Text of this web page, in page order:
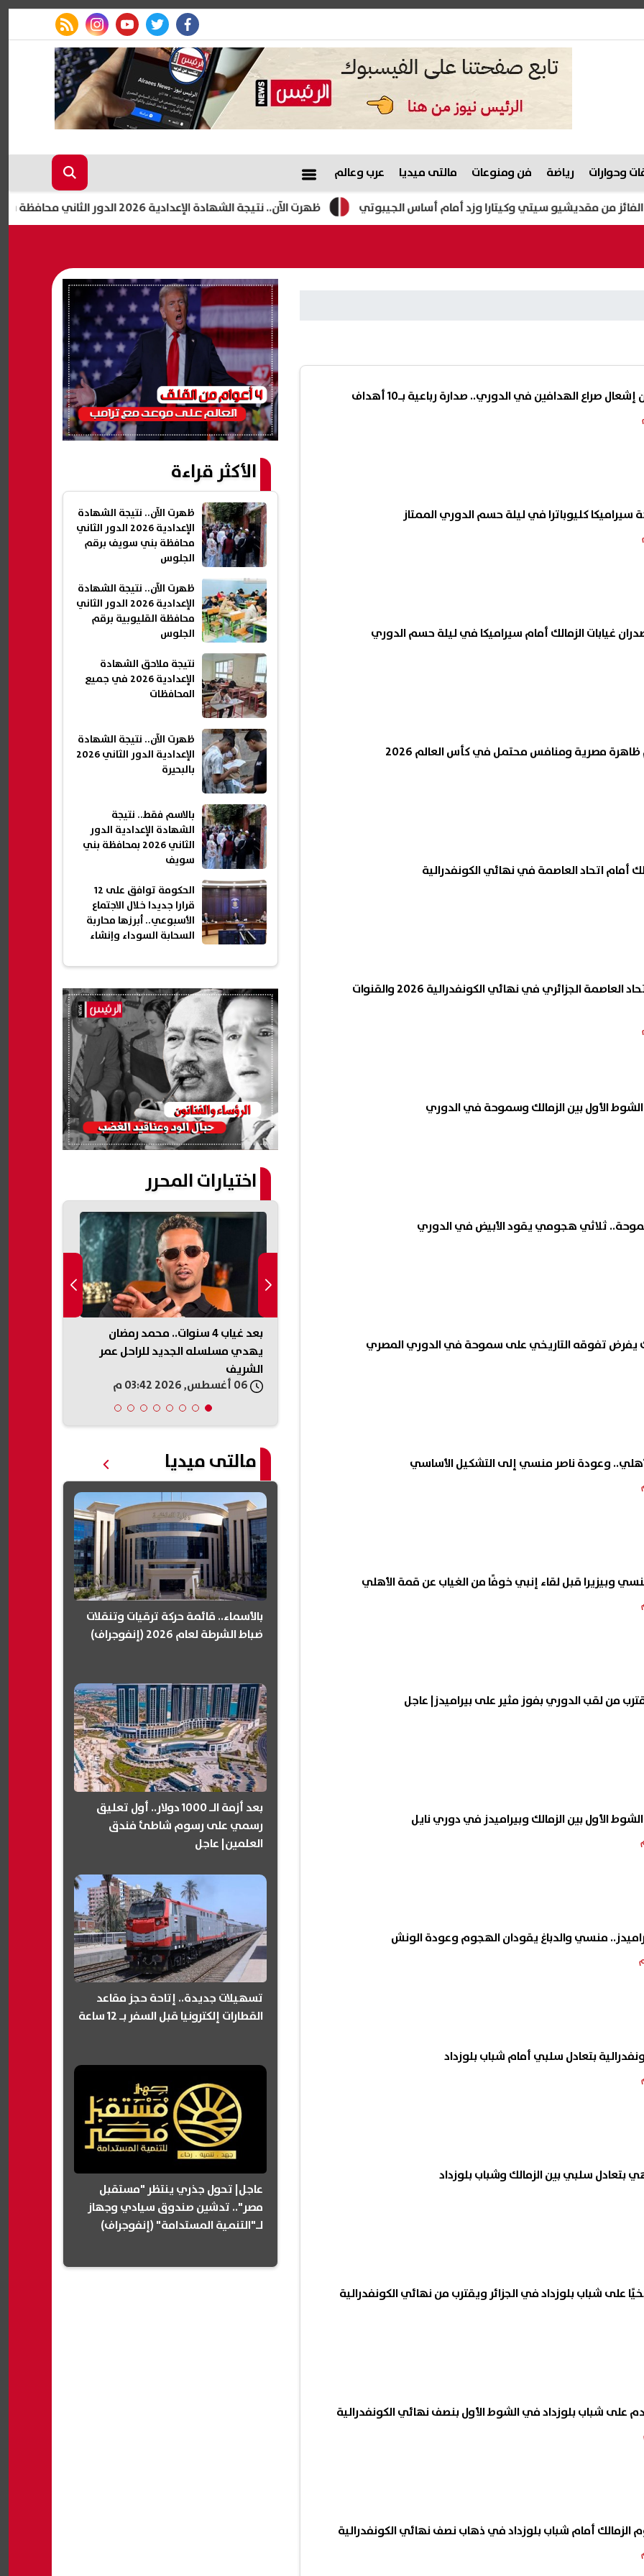
facebook
twitter
youtube
instagram
rss feed
وحوارات رياضة فن ومنوعات مالتى ميديا عرب وعالم
ظهرت الآن.. نتيجة الشهادة الإعدادية 2026 الدور الثاني محافظة بني سويف برقم الجلوس سيتي وكيتارا وزد أمام أساس الجيبوتي
صراع الهدافين في الدوري.. صدارة رباعية بـ10 أهداف
سيراميكا كليوباترا في ليلة حسم الدوري الممتاز
غيابات الزمالك أمام سيراميكا في ليلة حسم الدوري
ظاهرة مصرية ومنافس محتمل في كأس العالم 2026
أمام اتحاد العاصمة في نهائي الكونفدرالية
موعد مباراة الزمالك واتحاد العاصمة الجزائري في نهائي الكونفدرالية 2026 والقنوات
الأول بين الزمالك وسموحة في الدوري
ثلاثي هجومي يقود الأبيض في الدوري
يفرض تفوقه التاريخي على سموحة في الدوري المصري
وعودة ناصر منسي إلى التشكيل الأساسي
وبيزيرا قبل لقاء إنبي خوفًا من الغياب عن قمة الأهلي
من لقب الدوري بفوز مثير على بيراميدز| عاجل
الأول بين الزمالك وبيراميدز في دوري نايل
منسي والدباغ يقودان الهجوم وعودة الونش
بتعادل سلبي أمام شباب بلوزداد
سلبي بين الزمالك وشباب بلوزداد
على شباب بلوزداد في الجزائر ويقترب من نهائي الكونفدرالية
على شباب بلوزداد في الشوط الأول بنصف نهائي الكونفدرالية
أمام شباب بلوزداد في ذهاب نصف نهائي الكونفدرالية
الأكثر قراءة
ظهرت الآن.. نتيجة الشهادة
الإعدادية 2026 الدور الثاني
محافظة بني سويف برقم
الجلوس
ظهرت الآن.. نتيجة الشهادة
الإعدادية 2026 الدور الثاني
محافظة القليوبية برقم
الجلوس
نتيجة ملاحق الشهادة
الإعدادية 2026 في جميع
المحافظات
ظهرت الآن.. نتيجة الشهادة
الإعدادية الدور الثاني 2026
بالبحيرة
بالاسم فقط.. نتيجة
الشهادة الإعدادية الدور
الثاني 2026 بمحافظة بني
سويف
الحكومة توافق على 12
قرارا جديدا خلال الاجتماع
الأسبوعي.. أبرزها محاربة
السحابة السوداء وإنشاء
اختيارات المحرر
العوايد بالإسكندرية
الفائز من مقديشيو سيتي وكيتارا
بعد غياب 4 سنوات.. محمد رمضان
يهدي مسلسله الجديد للراحل عمر
الشريف
مالتى ميديا
بالأسماء.. قائمة حركة ترقيات وتنقلات
ضباط الشرطة لعام 2026 (إنفوجراف)
بعد أزمة الـ 1000 دولار.. أول تعليق
رسمي على رسوم شاطئ فندق
العلمين| عاجل
تسهيلات جديدة.. إتاحة حجز مقاعد
القطارات إلكترونيا قبل السفر بـ 12 ساعة
عاجل| تحول جذري ينتظر "مستقبل
مصر".. تدشين صندوق سيادي وجهاز
لـ"التنمية المستدامة" (إنفوجراف)